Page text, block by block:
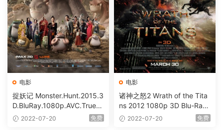
电影
捉妖记 Monster.Hunt.2015.3
D.BluRay.1080p.AVC.TrueH
D7.1 [BDISO 45.8GB]
2022-07-20 免费
电影
诸神之怒2 Wrath of the Tita
ns 2012 1080p 3D Blu-Ray
AVC DTS-HD MA 5.1 [BDIS
2022-07-20 免费